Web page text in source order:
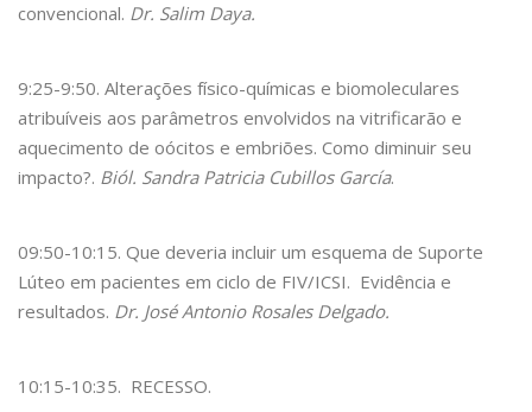
convencional. Dr. Salim Daya.
9:25-9:50. Alterações físico-químicas e biomoleculares
atribuíveis aos parâmetros envolvidos na vitrificarão e
aquecimento de oócitos e embriões. Como diminuir seu
impacto?. Biól. Sandra Patricia Cubillos García.
09:50-10:15. Que deveria incluir um esquema de Suporte
Lúteo em pacientes em ciclo de FIV/ICSI. Evidência e
resultados. Dr. José Antonio Rosales Delgado.
10:15-10:35. RECESSO.